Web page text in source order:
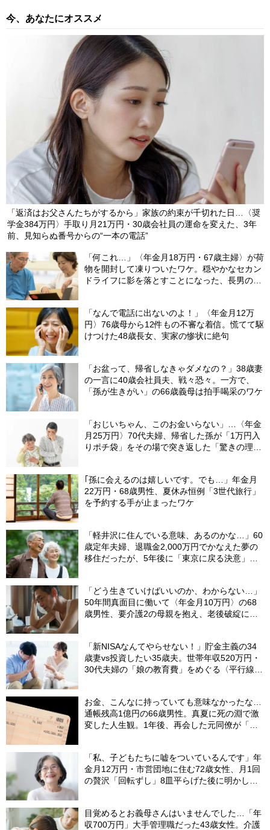
今、あなたにオススメ
「返済はお父さんたちがするから」家族の約束が千切れた日…〈奨
学金384万円〉手取り月21万円・30歳会社員の運命を変えた、3年
前、見知らぬ番号からの“一本の電話”
「何これ…」〈年金月18万円・67歳主婦〉が荷
物を開封して凍りついたワケ。穏やかなセカン
ドライフに影を落とすことになった、長男の嫁
「なんで電話に出ないのよ！」〈年金月12万
円〉76歳母から12件もの不審な着信。慌てて駆
けつけた48歳長女、実家の惨状に絶句
「お盆って、帰省しなきゃダメなの？」38歳妻
の一言に40歳会社員夫、戦々恐々。一方で、
「孫が生きがい」の66歳義母は拍手喝采のワケ
「おじいちゃん、このお金いらない」…〈年金
月25万円〉70代夫婦、帰省した孫が「1万円入
りポチ袋」をその場で突き返した「驚きの理
｢孫に会えるのは嬉しいです。でも…」年金月
22万円・68歳男性、夏休み恒例「3世代旅行」
を予約する手が止まったワケ
「軽井沢に住んでいる意味、あるのかな…」60
歳定年夫婦、退職金2,000万円でかなえた夢の
移住だったが、5年後に「東京に戻る決意」を
「どう生きていけばいいのか、わからない…」
50年間真面目に働いて〈年金月10万円〉の68
歳男性、要介護2の母親を抱え、老後破綻に怯
「新NISAなんてやらせない！」貯金主義の34
歳妻vs投資したい35歳夫。世帯年収520万円・
30代夫婦の「娘の教育費」をめぐる〈平行線の
お金、こんなに持っていても意味なかったな…
通帳残高1億円の66歳男性。真夏に死の淵で激
変した人生観。1年後、再会した元同僚が「振
「私、子どもたちに嘘をついているんです」年
金月12万円・市営団地に住む72歳女性、月1回
の贅沢「回転ずし」8皿平らげた後に明かした
目覚めるとお義母さんはいませんでした…「年
収700万円」大手管理職だった43歳女性。介護